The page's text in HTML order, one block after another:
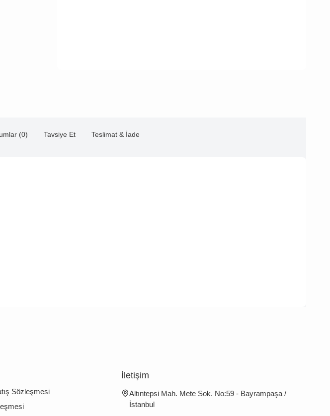
(0) Tavsiye Et Teslimat & İade
Sözleşmesi
İletişim
Altıntepsi Mah. Mete Sok. No:59 - Bayrampaşa /
İstanbul